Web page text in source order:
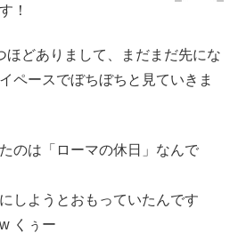
！
ほどありまして、まだまだ先にな
ペースでぼちぼちと見ていきま
のは「ローマの休日」なんで
しようとおもっていたんです
くぅー